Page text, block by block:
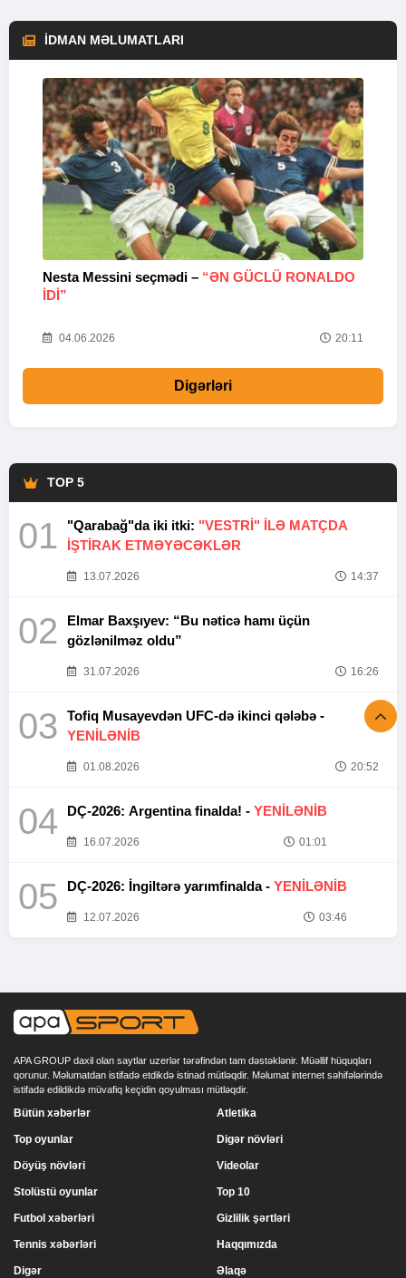
İDMAN MƏLUMATLARI
Nesta Messini seçmədi – “ƏN GÜCLÜ RONALDO
IDI”
04.06.2026 20:11
Digərləri
TOP 5
01 "Qarabağ"da iki itki: "VESTRİ" İLƏ MATÇDA
İŞTİRAK ETMƏYƏCƏKLƏR
13.07.2026 14:37
02
Elmar Baxşıyev: “Bu nəticə hamı üçün
gözlənilməz oldu”
31.07.2026 16:26
03
Tofiq Musayevdən UFC-də ikinci qələbə -
YENİLƏNİB
01.08.2026 20:52
04 DÇ-2026: Argentina finalda! - YENİLƏNİB
16.07.2026 01:01
05 DÇ-2026: İngiltərə yarımfinalda - YENİLƏNİB
12.07.2026 03:46
APA GROUP daxil olan saytlar uzerlər tərəfindən tam dəstəklənir. Müəllif hüquqları
qorunur. Məlumatdan istifadə etdikdə istinad mütləqdir. Məlumat internet səhifələrində
istifadə edildikdə müvafiq keçidin qoyulması mütləqdir.
Bütün xəbərlər
Top oyunlar
Döyüş növləri
Stolüstü oyunlar
Atletika
Digər növləri
Videolar
Top 10
Futbol xəbərləri
Tennis xəbərləri
Digər
Gizlilik şərtləri
Haqqımızda
Əlaqə